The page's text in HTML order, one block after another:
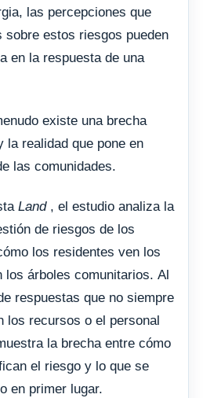
las percepciones que
sobre estos riesgos pueden
en la respuesta de una
existe una brecha
la realidad que pone en
las comunidades.
Land, el estudio analiza la
de riesgos de los
los residentes ven los
los árboles comunitarios. Al
respuestas que no siempre
los recursos o el personal
la brecha entre cómo
el riesgo y lo que se
en primer lugar.